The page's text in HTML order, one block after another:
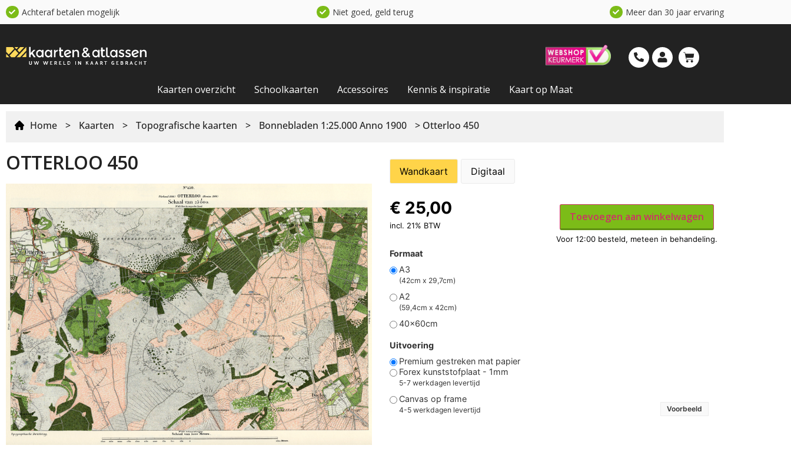
Achteraf betalen mogelijk Niet goed, geld terug Meer dan 30 jaar ervaring
Kaarten overzicht Schoolkaarten Accessoires Kennis & inspiratie Kaart op Maat
Home > Kaarten > Topografische kaarten > Bonnebladen 1:25.000 Anno 1900 > Otterloo 450
OTTERLOO 450 Wandkaart Digitaal
Formaat
A3
(42cm x 29,7cm)
A2
(59,4cm x 42cm)
40x60cm
Uitvoering
Premium gestreken mat papier
Forex kunststofplaat - 1mm
5-7 werkdagen levertijd
Canvas op frame
4-5 werkdagen levertijd Voorbeeld
€ 25,00
incl. 21% BTW
Toevoegen aan winkelwagen